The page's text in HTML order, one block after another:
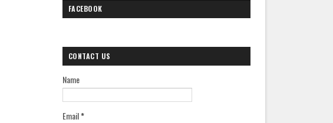
FACEBOOK
CONTACT US
Name
Email*